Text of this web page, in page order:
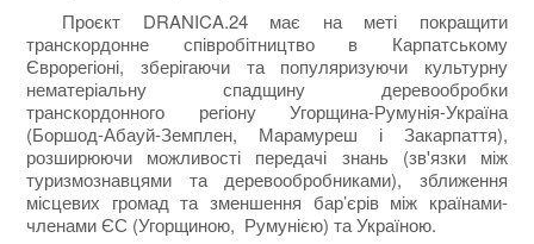
Проєкт DRANICA.24 має на меті покращити
транскордонне співробітництво в Карпатському
Єврорегіоні, зберігаючи та популяризуючи культурну
нематеріальну спадщину деревообробки
транскордонного регіону Угорщина-Румунія-Україна
(Боршод-Абауй-Земплен, Марамуреш і Закарпаття),
розширюючи можливості передачі знань (зв'язки між
туризмознавцями та деревообробниками), зближення
місцевих громад та зменшення бар’єрів між країнами-
членами ЄС (Угорщиною, Румунією) та Україною.